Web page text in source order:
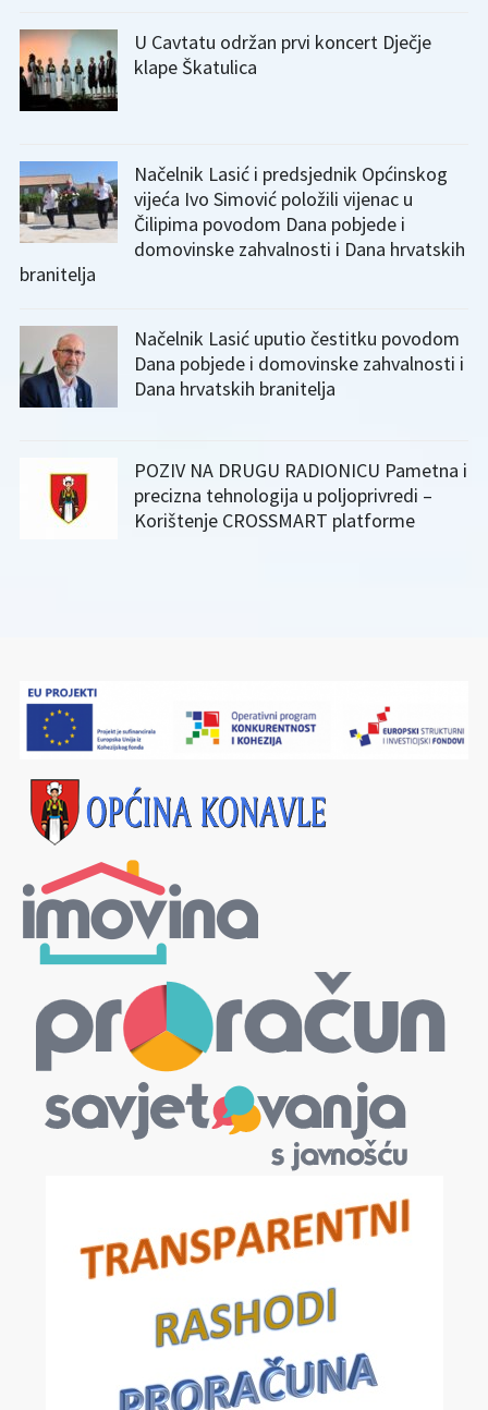
U Cavtatu održan prvi koncert Dječje
klape Škatulica
Načelnik Lasić i predsjednik Općinskog
vijeća Ivo Simović položili vijenac u
Čilipima povodom Dana pobjede i
domovinske zahvalnosti i Dana hrvatskih
branitelja
Načelnik Lasić uputio čestitku povodom
Dana pobjede i domovinske zahvalnosti i
Dana hrvatskih branitelja
POZIV NA DRUGU RADIONICU Pametna i
precizna tehnologija u poljoprivredi –
Korištenje CROSSMART platforme